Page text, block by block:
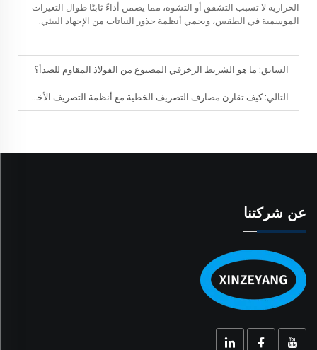
الحرارية لا تسبب التشقق أو التشوه، مما يضمن أداءً ثابتًا طوال التغيرات
الموسمية في الطقس، ويحمي أنظمة جذور النباتات من الإجهاد البيئي.
السابق: ما هو الشريط الزخرفي المصنوع من الفولاذ المقاوم للصدأ؟
التالي:كيف تقارن مصارف التصريف الخطية مع أنظمة التصريف الأخرى؟
عن شركتنا